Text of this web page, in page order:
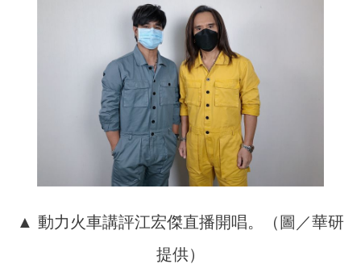
▲ 動力火車講評江宏傑直播開唱。（圖／華研
提供）